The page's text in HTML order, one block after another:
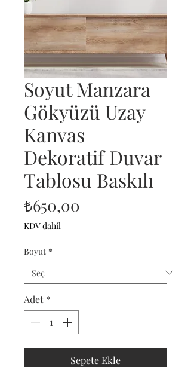
Soyut Manzara
Gökyüzü Uzay
Kanvas
Dekoratif Duvar
Tablosu Baskılı
₺650,00
KDV dahil
Boyut *
Adet *
Sepete Ekle